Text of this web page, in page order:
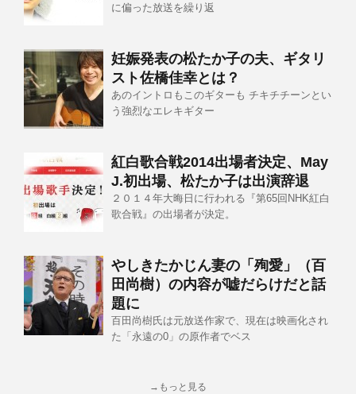
に偏った放送を繰り返
妊娠発表の松たか子の夫、ギタリ
スト佐橋佳幸とは？
あのイントロもこのギターも チキチチーンとい
う強烈なエレキギター
紅白歌合戦2014出場者決定、May
J.初出場、松たか子は出演辞退
２０１４年大晦日に行われる『第65回NHK紅白
歌合戦』の出場者が決定。
やしきたかじん妻の「殉愛」（百
田尚樹）の内容が嘘だらけだと話
題に
百田尚樹氏は元放送作家で、現在は映画化され
た「永遠の0」の原作者でベス
→もっと見る